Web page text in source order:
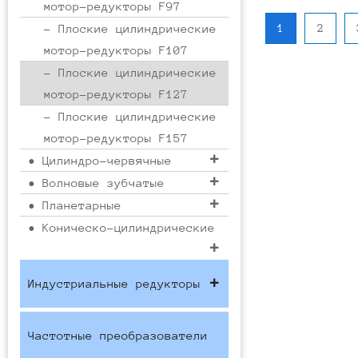
мотор-редукторы F97
- Плоские цилиндрические
мотор-редукторы F107
- Плоские цилиндрические
мотор-редукторы F127
- Плоские цилиндрические
мотор-редукторы F157
• Цилиндро-червячные
• Волновые зубчатые
• Планетарные
• Коническо-цилиндрические
Индустриальные редукторы
Частотные преобразователи
1 2